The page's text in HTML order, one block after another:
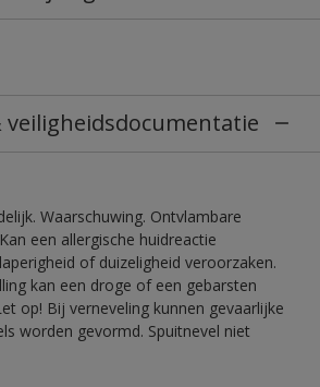
veiligheidsdocumentatie
Waarschuwing. Ontvlambare
een allergische huidreactie
of duizeligheid veroorzaken.
kan een droge of een gebarsten
op! Bij verneveling kunnen gevaarlijke
worden gevormd. Spuitnevel niet